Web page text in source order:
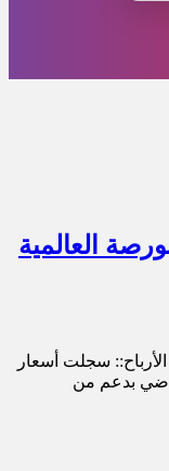
3.5 % بالبورصة العالمية
سجلت أسعار
بدعم من